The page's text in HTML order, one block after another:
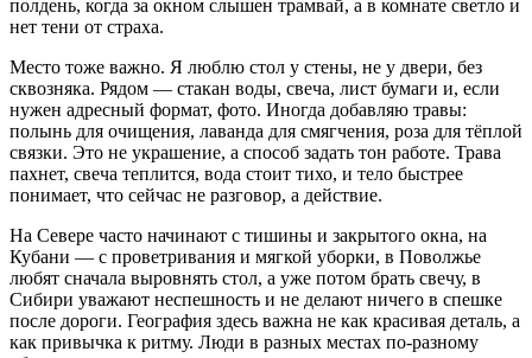
полдень, когда за окном слышен трамвай, а в комнате светло и
нет тени от страха.
Место тоже важно. Я люблю стол у стены, не у двери, без
сквозняка. Рядом — стакан воды, свеча, лист бумаги и, если
нужен адресный формат, фото. Иногда добавляю травы:
полынь для очищения, лаванда для смягчения, роза для тёплой
связки. Это не украшение, а способ задать тон работе. Трава
пахнет, свеча теплится, вода стоит тихо, и тело быстрее
понимает, что сейчас не разговор, а действие.
На Севере часто начинают с тишины и закрытого окна, на
Кубани — с проветривания и мягкой уборки, в Поволжье
любят сначала выровнять стол, а уже потом брать свечу, в
Сибири уважают неспешность и не делают ничего в спешке
после дороги. География здесь важна не как красивая деталь, а
как привычка к ритму. Люди в разных местах по-разному